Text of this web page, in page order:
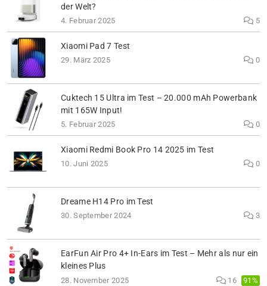
der Welt?
4. Februar 2025 5
Xiaomi Pad 7 Test
29. März 2025 0
Cuktech 15 Ultra im Test – 20.000 mAh Powerbank
mit 165W Input!
5. Februar 2025 0
Xiaomi Redmi Book Pro 14 2025 im Test
10. Juni 2025 0
Dreame H14 Pro im Test
30. September 2024 3
EarFun Air Pro 4+ In-Ears im Test – Mehr als nur ein
kleines Plus
28. November 2025 16 91%